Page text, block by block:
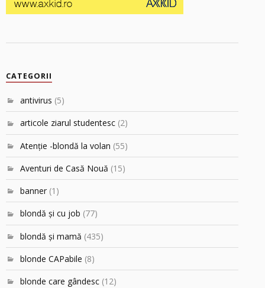
CATEGORII
antivirus (5)
articole ziarul studentesc (2)
Atenţie -blondă la volan (55)
Aventuri de Casă Nouă (15)
banner (1)
blondă şi cu job (77)
blondă şi mamă (435)
blonde CAPabile (8)
blonde care gândesc (12)